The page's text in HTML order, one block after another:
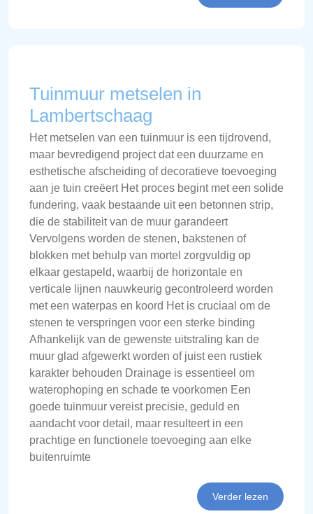
Tuinmuur metselen in
Lambertschaag
Het metselen van een tuinmuur is een tijdrovend,
maar bevredigend project dat een duurzame en
esthetische afscheiding of decoratieve toevoeging
aan je tuin creëert Het proces begint met een solide
fundering, vaak bestaande uit een betonnen strip,
die de stabiliteit van de muur garandeert
Vervolgens worden de stenen, bakstenen of
blokken met behulp van mortel zorgvuldig op
elkaar gestapeld, waarbij de horizontale en
verticale lijnen nauwkeurig gecontroleerd worden
met een waterpas en koord Het is cruciaal om de
stenen te verspringen voor een sterke binding
Afhankelijk van de gewenste uitstraling kan de
muur glad afgewerkt worden of juist een rustiek
karakter behouden Drainage is essentieel om
waterophoping en schade te voorkomen Een
goede tuinmuur vereist precisie, geduld en
aandacht voor detail, maar resulteert in een
prachtige en functionele toevoeging aan elke
buitenruimte
Verder lezen